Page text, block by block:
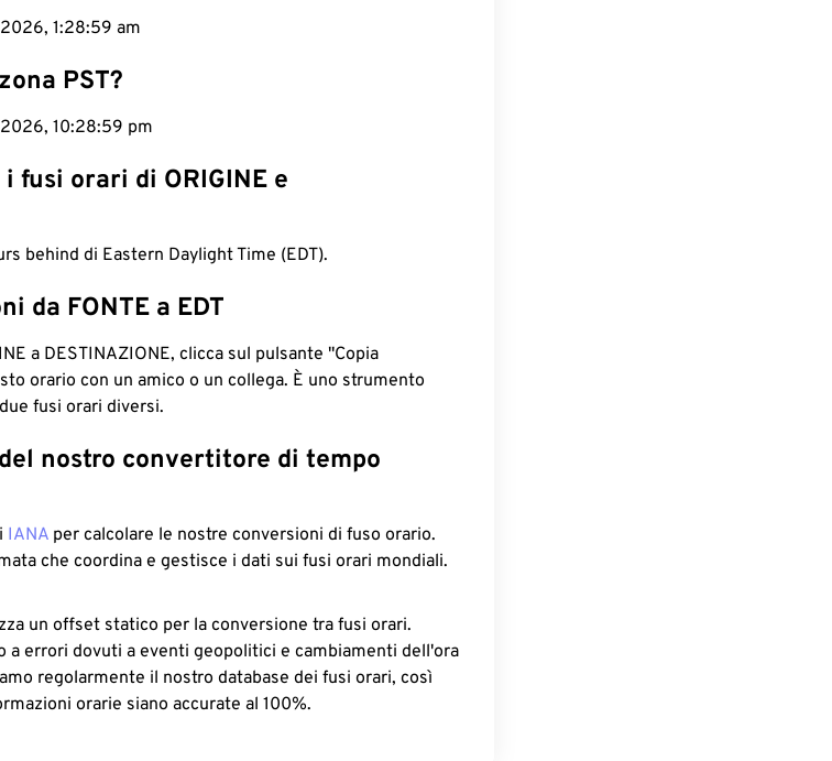
1:29:00 am
PST?
10:29:00 pm
fusi orari di ORIGINE e
behind di Eastern Daylight Time (EDT).
da FONTE a EDT
a DESTINAZIONE, clicca sul pulsante "Copia
orario con un amico o un collega. È uno strumento
fusi orari diversi.
nostro convertitore di tempo
IANA per calcolare le nostre conversioni di fuso orario.
che coordina e gestisce i dati sui fusi orari mondiali.
un offset statico per la conversione tra fusi orari.
a errori dovuti a eventi geopolitici e cambiamenti dell'ora
regolarmente il nostro database dei fusi orari, così
orarie siano accurate al 100%.